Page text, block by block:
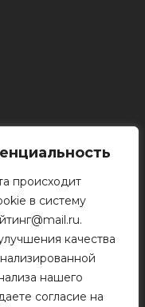
происходит
в систему
качества
нашего
согласие на